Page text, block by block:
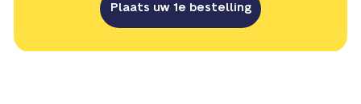
Plaats uw 1e bestelling